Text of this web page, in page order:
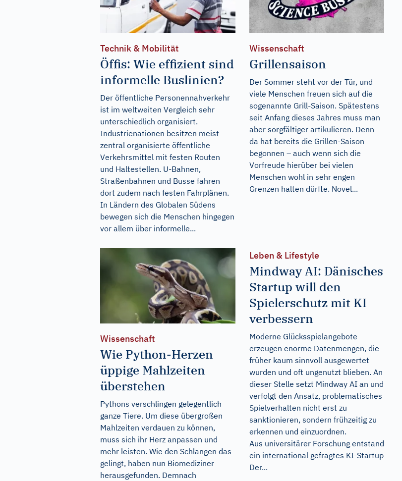
Technik & Mobilität
Öffis: Wie effizient sind
informelle Buslinien?
Der öffentliche Personennahverkehr
ist im weltweiten Vergleich sehr
unterschiedlich organisiert.
Industrienationen besitzen meist
zentral organisierte öffentliche
Verkehrsmittel mit festen Routen
und Haltestellen. U-Bahnen,
Straßenbahnen und Busse fahren
dort zudem nach festen Fahrplänen.
In Ländern des Globalen Südens
bewegen sich die Menschen hingegen
vor allem über informelle...
Wissenschaft
Grillensaison
Der Sommer steht vor der Tür, und
viele Menschen freuen sich auf die
sogenannte Grill-Saison. Spätestens
seit Anfang dieses Jahres muss man
aber sorgfältiger artikulieren. Denn
da hat bereits die Grillen-Saison
begonnen – auch wenn sich die
Vorfreude hierüber bei vielen
Menschen wohl in sehr engen
Grenzen halten dürfte. Novel...
Wissenschaft
Wie Python-Herzen
üppige Mahlzeiten
überstehen
Pythons verschlingen gelegentlich
ganze Tiere. Um diese übergroßen
Mahlzeiten verdauen zu können,
muss sich ihr Herz anpassen und
mehr leisten. Wie den Schlangen das
gelingt, haben nun Biomediziner
herausgefunden. Demnach
Leben & Lifestyle
Mindway AI: Dänisches
Startup will den
Spielerschutz mit KI
verbessern
Moderne Glücksspielangebote
erzeugen enorme Datenmengen, die
früher kaum sinnvoll ausgewertet
wurden und oft ungenutzt blieben. An
dieser Stelle setzt Mindway AI an und
verfolgt den Ansatz, problematisches
Spielverhalten nicht erst zu
sanktionieren, sondern frühzeitig zu
erkennen und einzuordnen.
Aus universitärer Forschung entstand
ein international gefragtes KI-Startup
Der...